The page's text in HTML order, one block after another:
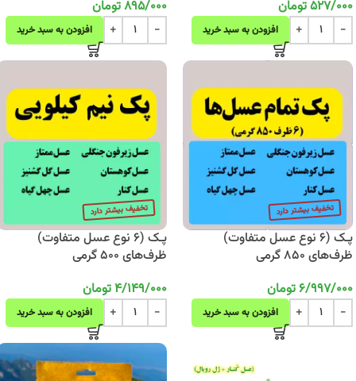
527/000 تومان
افزودن به سبد خرید
895/000تومان
افزودن به سبد خرید
پـک (6 نوع عسل متفاوت)
ظرف‌های 850 گرمی
6/997/000 تومان
افزودن به سبد خرید
پـک (6 نوع عسل متفاوت)
ظرف‌های 500 گرمی
4/149/000تومان
افزودن به سبد خرید